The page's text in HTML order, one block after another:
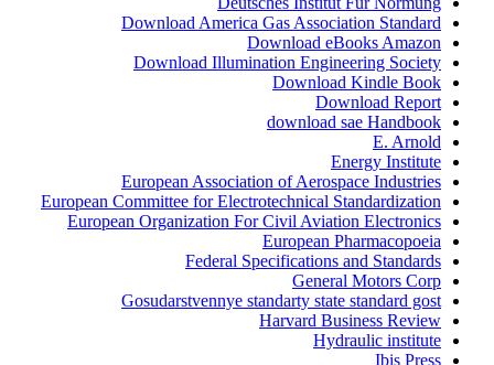
Download America Gas Association Standard
Download eBooks Amazon
Download Illumination Engineering Society
Download Kindle Book
Download Report
download sae Handbook
E. Arnold
Energy Institute
European Association of Aerospace Industries
European Committee for Electrotechnical Standardization
European Organization For Civil Aviation Electronics
European Pharmacopoeia
Federal Specifications and Standards
General Motors Corp
Gosudarstvennye standarty state standard gost
Harvard Business Review
Hydraulic institute
Ibis Press